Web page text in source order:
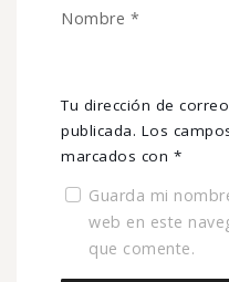
Tu dirección de
publicada. Los
marcados con *
Nombre *
Guarda mi
web en este
que comente.